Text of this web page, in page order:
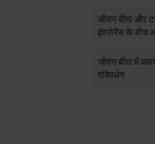
जीवन बीमा और
इंश्योरेंस के बीच
जीवन बीमा में
परिवर्धन